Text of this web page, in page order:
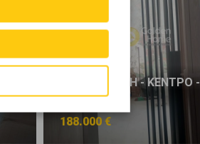
ΘΕΣΣΑΛΟΝΙΚΗ - ΚΕΝΤΡΟ -
ΚΕΝΤΡΟ
188.000 €